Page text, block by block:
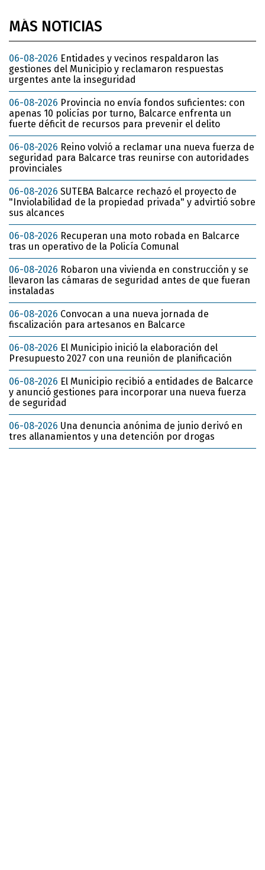
MÁS NOTICIAS
06-08-2026 Entidades y vecinos respaldaron las
gestiones del Municipio y reclamaron respuestas
urgentes ante la inseguridad
06-08-2026 Provincia no envía fondos suficientes: con
apenas 10 policías por turno, Balcarce enfrenta un
fuerte déficit de recursos para prevenir el delito
06-08-2026 Reino volvió a reclamar una nueva fuerza de
seguridad para Balcarce tras reunirse con autoridades
provinciales
06-08-2026 SUTEBA Balcarce rechazó el proyecto de
"Inviolabilidad de la propiedad privada" y advirtió sobre
sus alcances
06-08-2026 Recuperan una moto robada en Balcarce
tras un operativo de la Policía Comunal
06-08-2026 Robaron una vivienda en construcción y se
llevaron las cámaras de seguridad antes de que fueran
instaladas
06-08-2026 Convocan a una nueva jornada de
fiscalización para artesanos en Balcarce
06-08-2026 El Municipio inició la elaboración del
Presupuesto 2027 con una reunión de planificación
06-08-2026 El Municipio recibió a entidades de Balcarce
y anunció gestiones para incorporar una nueva fuerza
de seguridad
06-08-2026 Una denuncia anónima de junio derivó en
tres allanamientos y una detención por drogas